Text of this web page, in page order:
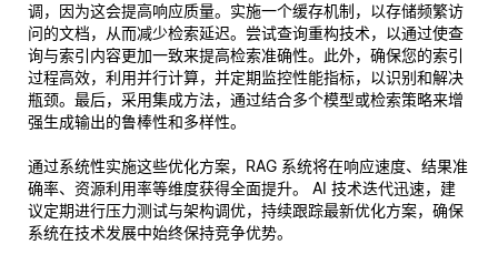
调，因为这会提高响应质量。实施一个缓存机制，以存储频繁访
问的文档，从而减少检索延迟。尝试查询重构技术，以通过使查
询与索引内容更加一致来提高检索准确性。此外，确保您的索引
过程高效，利用并行计算，并定期监控性能指标，以识别和解决
瓶颈。最后，采用集成方法，通过结合多个模型或检索策略来增
强生成输出的鲁棒性和多样性。
通过系统性实施这些优化方案，RAG 系统将在响应速度、结果准
确率、资源利用率等维度获得全面提升。 AI 技术迭代迅速，建
议定期进行压力测试与架构调优，持续跟踪最新优化方案，确保
系统在技术发展中始终保持竞争优势。